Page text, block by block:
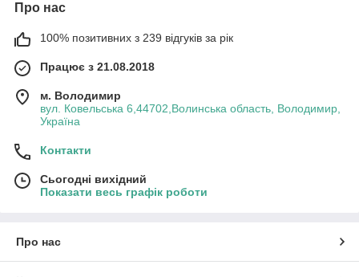
Про нас
100% позитивних з 239 відгуків за рік
Працює з 21.08.2018
м. Володимир
вул. Ковельська 6,44702,Волинська область, Володимир,
Україна
Контакти
Сьогодні вихідний
Показати весь графік роботи
Про нас